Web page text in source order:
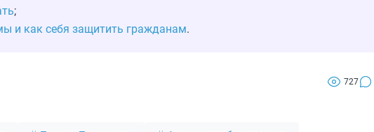
;
и как себя защитить гражданам.
727